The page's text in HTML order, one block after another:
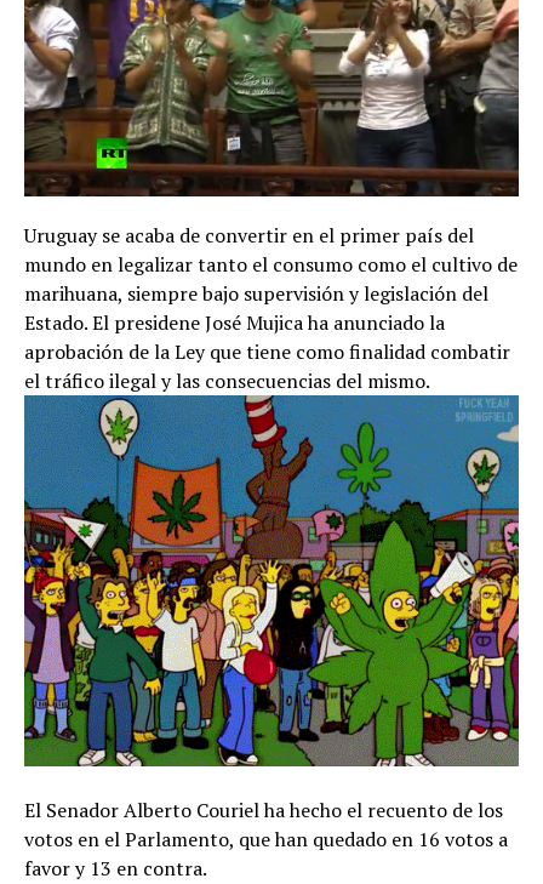
Uruguay se acaba de convertir en el primer país del
mundo en legalizar tanto el consumo como el cultivo de
marihuana, siempre bajo supervisión y legislación del
Estado. El presidene José Mujica ha anunciado la
aprobación de la Ley que tiene como finalidad combatir
el tráfico ilegal y las consecuencias del mismo.
El Senador Alberto Couriel ha hecho el recuento de los
votos en el Parlamento, que han quedado en 16 votos a
favor y 13 en contra.